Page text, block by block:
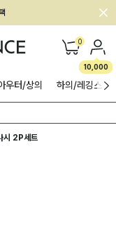
0
10,000
우터/상의 하의/레깅스
시 2P세트